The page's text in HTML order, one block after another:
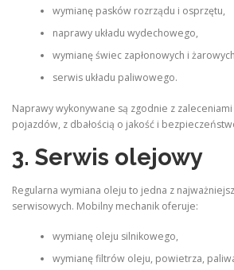
wymianę pasków rozrządu i osprzętu,
naprawy układu wydechowego,
wymianę świec zapłonowych i
serwis układu paliwowego.
Naprawy wykonywane są zgodnie z
pojazdów, z dbałością o jakość i
3. Serwis olejowy
Regularna wymiana oleju to jedna z
serwisowych. Mobilny mechanik oferuje:
wymianę oleju silnikowego,
wymianę filtrów oleju, powietrza,